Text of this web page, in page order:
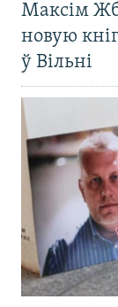
Максім
новую
ў Вільні